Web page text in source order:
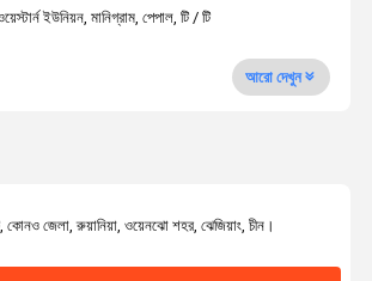
ইউনিয়ন, মানিগ্রাম, পেপাল, টি / টি
আরো দেখুন
কোনও জেলা, রুয়ানিয়া, ওয়েনঝো শহর, ঝেজিয়াং, চীন।